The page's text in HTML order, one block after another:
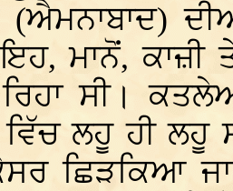
(ਐਮਨਾਬਾਦ)
ਇਹ, ਮਾਨੋਂ,
ਰਿਹਾ ਸੀ।
ਵਿੱਚ ਲਹੂ ਹੀ
ਛਿੜਕਿਆ